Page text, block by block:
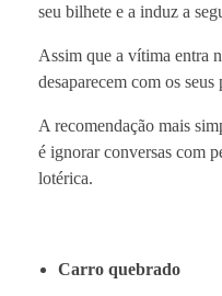
seu bilhete e a induz a
Assim que a vítima entra
desaparecem com os seus
A recomendação mais
é ignorar conversas com
lotérica.
Carro quebrado